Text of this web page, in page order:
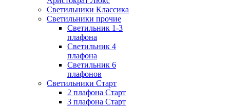
Светильники Классика
Светильники прочие
Светильник 1-3
плафона
Светильник 4
плафона
Светильник 6
плафонов
Светильники Старт
2 плафона Старт
3 плафона Старт